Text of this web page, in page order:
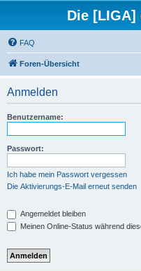
Die
FAQ
Foren-Übersicht
Anmelden
Benutzername:
Passwort:
Ich habe mein Passwort vergessen
Die Aktivierungs-E-Mail erneut senden
Angemeldet bleiben
Meinen Online-Status während